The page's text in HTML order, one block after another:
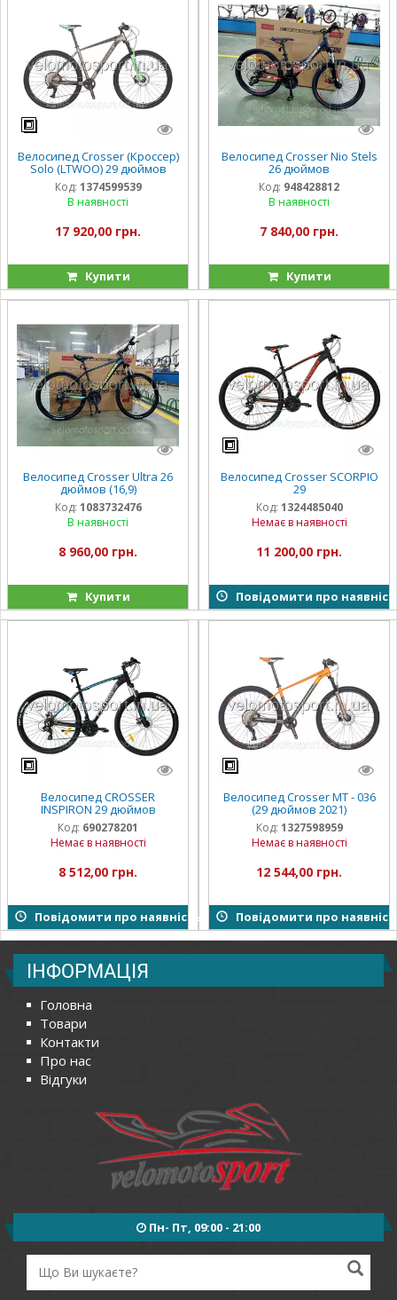
Велосипед Crosser (Кроссер)
Solo (LTWOO) 29 дюймов
Код: 1374599539
В наявності
17 920,00 грн.
Купити
Велосипед Crosser Nio Stels
26 дюймов
Код: 948428812
В наявності
7 840,00 грн.
Купити
Велосипед Crosser Ultra 26
дюймов (16,9)
Код: 1083732476
В наявності
8 960,00 грн.
Купити
Велосипед Crosser SCORPIO
29
Код: 1324485040
Немає в наявності
11 200,00 грн.
Повідомити про
Велосипед CROSSER
INSPIRON 29 дюймов
Код: 690278201
Немає в наявності
8 512,00 грн.
Повідомити про наявність
Велосипед Crosser МТ - 036
(29 дюймов 2021)
Код: 1327598959
Немає в наявності
12 544,00 грн.
Повідомити про
ІНФОРМАЦІЯ
Головна
Товари
Контакти
Про нас
Відгуки
Пн- Пт, 09:00 - 21:00